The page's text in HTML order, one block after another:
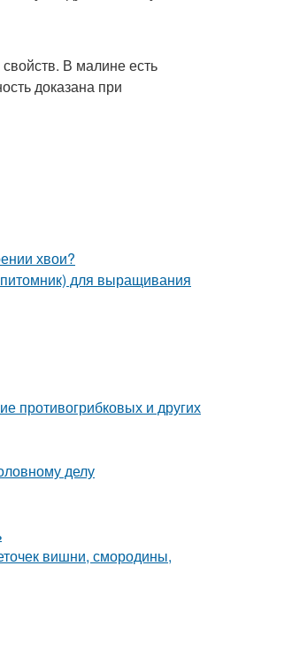
В малине есть
доказана при
хвои?
для выращивания
противогрибковых и других
делу
вишни, смородины,